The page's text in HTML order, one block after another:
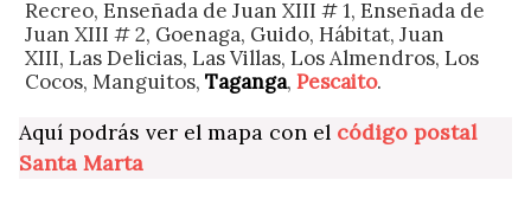
Recreo, Enseñada de Juan XIII # 1, Enseñada de
Juan XIII # 2, Goenaga, Guido, Hábitat, Juan
XIII, Las Delicias, Las Villas, Los Almendros, Los
Cocos, Manguitos, Taganga, Pescaito.
Aquí podrás ver el mapa con el código postal
Santa Marta